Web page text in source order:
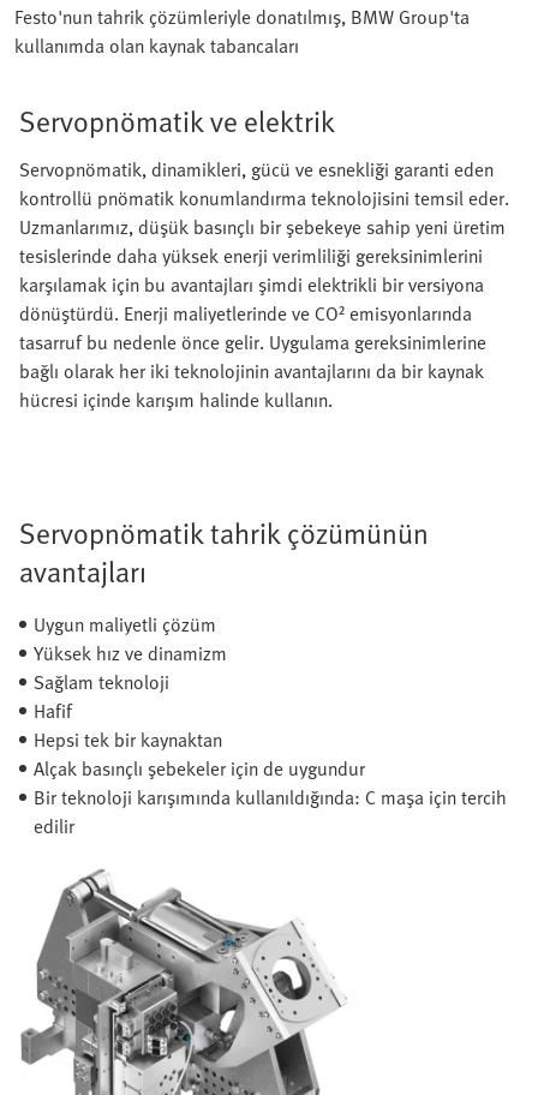
Festo'nun tahrik çözümleriyle donatılmış, BMW Group'ta
kullanımda olan kaynak tabancaları
Servopnömatik ve elektrik
Servopnömatik, dinamikleri, gücü ve esnekliği garanti eden
kontrollü pnömatik konumlandırma teknolojisini temsil eder.
Uzmanlarımız, düşük basınçlı bir şebekeye sahip yeni üretim
tesislerinde daha yüksek enerji verimliliği gereksinimlerini
karşılamak için bu avantajları şimdi elektrikli bir versiyona
dönüştürdü. Enerji maliyetlerinde ve CO² emisyonlarında
tasarruf bu nedenle önce gelir. Uygulama gereksinimlerine
bağlı olarak her iki teknolojinin avantajlarını da bir kaynak
hücresi içinde karışım halinde kullanın.
Servopnömatik tahrik çözümünün
avantajları
Uygun maliyetli çözüm
Yüksek hız ve dinamizm
Sağlam teknoloji
Hafif
Hepsi tek bir kaynaktan
Alçak basınçlı şebekeler için de uygundur
Bir teknoloji karışımında kullanıldığında: C maşa için tercih
edilir